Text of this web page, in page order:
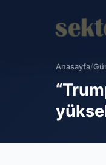
Anasayfa/